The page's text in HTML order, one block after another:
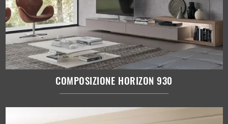
COMPOSIZIONE HORIZON 930